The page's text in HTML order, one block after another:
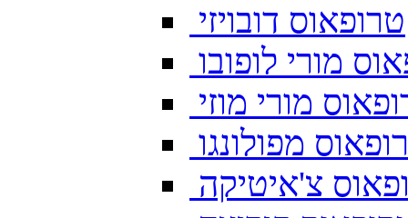
טרופאוס דובויזי
מורי לופובו
מורי מוזי
מפולונגו
צ'איטיקה